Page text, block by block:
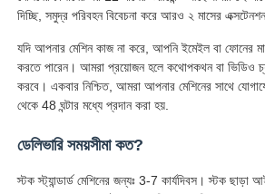
দিচ্ছি, সমুদ্র পরিবহন বিবেচনা করে আরও ২ মাসের
যদি আপনার মেশিন কাজ না করে, আপনি ইমেইল বা ফোনের
করতে পারেন। আমরা প্রয়োজন হলে কথোপকথন বা ভিডিও
করবে। একবার নিশ্চিত, আমরা আপনার মেশিনের সাথে
থেকে 48 ঘন্টার মধ্যে প্রদান করা হয়.
ডেলিভারি সময়সীমা কত?
স্টক স্ট্যান্ডার্ড মেশিনের জন্যঃ 3-7 কার্যদিবস। স্টক ছাড়া